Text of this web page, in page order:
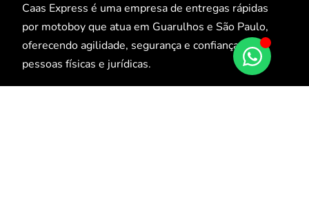
Caas Express é uma empresa de entregas rápidas
por motoboy que atua em Guarulhos e São Paulo,
oferecendo agilidade, segurança e confiança para
pessoas físicas e jurídicas.